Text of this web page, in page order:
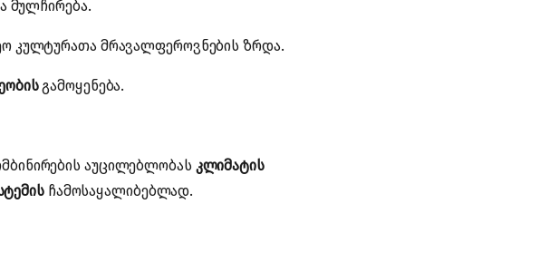
მულჩირება.
კულტურათა მრავალფეროვნების ზრდა.
გამოყენება.
აუცილებლობას კლიმატის
ჩამოსაყალიბებლად.